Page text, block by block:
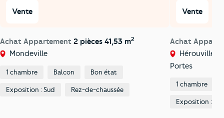
Vente
Achat Appartement 2 pièces 41,53 m2
Mondeville
1 chambre Balcon Bon état
Exposition : Sud Rez-de-chaussée
Vente
Achat
Hérouville-
Portes
1 chambre
Exposition :